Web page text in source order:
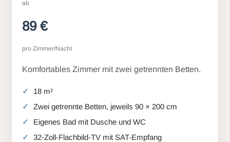
ab
89 €
pro Zimmer/Nacht
Komfortables Zimmer mit zwei getrennten Betten.
18 m²
Zwei getrennte Betten, jeweils 90 × 200 cm
Eigenes Bad mit Dusche und WC
32-Zoll-Flachbild-TV mit SAT-Empfang